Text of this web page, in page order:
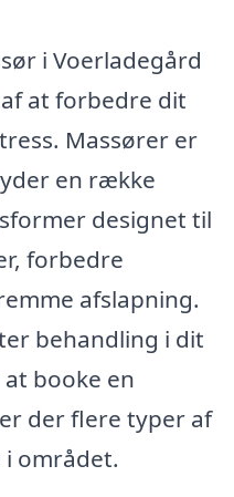
i Voerladegård
at forbedre dit
Massører er
en række
designet til
forbedre
afslapning.
behandling i dit
booke en
der flere typer af
området.